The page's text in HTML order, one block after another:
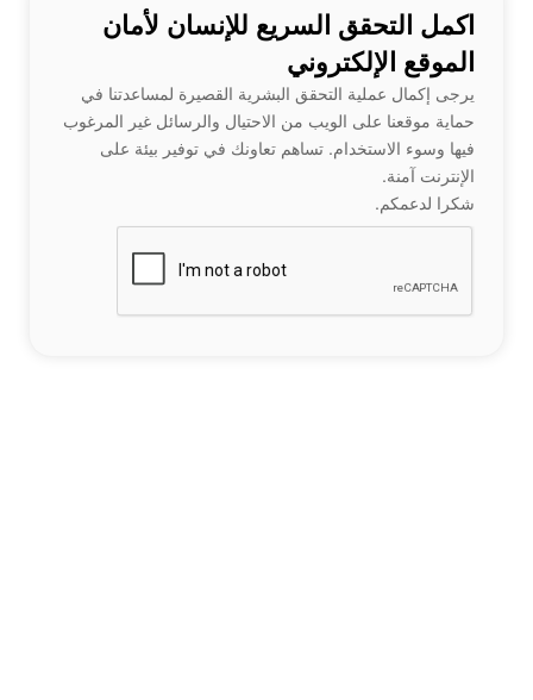
اكمل التحقق السريع للإنسان لأمان
الموقع الإلكتروني
يرجى إكمال عملية التحقق البشرية القصيرة لمساعدتنا في
حماية موقعنا على الويب من الاحتيال والرسائل غير المرغوب
فيها وسوء الاستخدام. تساهم تعاونك في توفير بيئة على
الإنترنت آمنة.
شكرا لدعمكم.